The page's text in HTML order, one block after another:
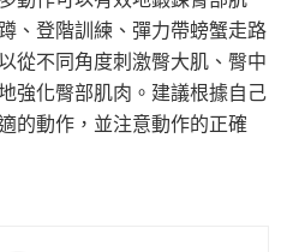
、登階訓練、彈力帶螃蟹走路
從不同角度刺激臀大肌、臀中
強化臀部肌肉。建議根據自己
的動作，並注意動作的正確